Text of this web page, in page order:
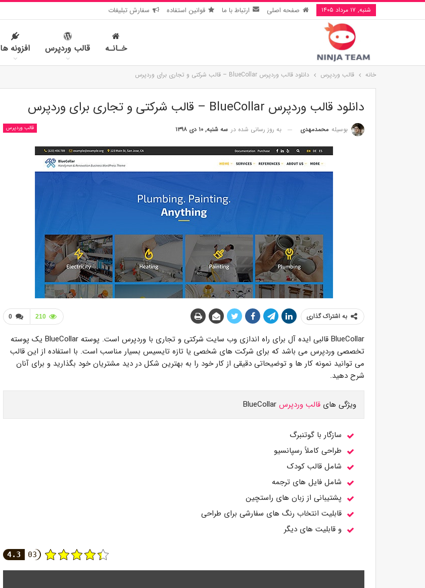
شنبه, ۱۷ مرداد ۱۴۰۵ صفحه اصلی ارتباط با ما قوانین استفاده سفارش تبلیغات
خـانـه قالب وردپرس افزونه ها
خانه قالب وردپرس دانلود قالب وردپرس BlueCollar – قالب شرکتی و تجاری برای وردپرس
دانلود قالب وردپرس BlueCollar – قالب شرکتی و تجاری برای وردپرس
قالب وردپرس بوسیله محمدمهدی به روز رسانی شده در سه شنبه, ۱۰ دی ۱۳۹۸
0 210 به اشتراک گذاری
BlueCollar قالبی ایده آل برای راه اندازی وب سایت شرکتی و تجاری با وردپرس است. پوسته BlueCollar یک پوسته
تخصصی وردپرس می باشد که برای شرکت های شخصی یا تازه تایسیس بسیار مناسب است. با استفاده از این قالب
می توانید نمونه کار ها و توضیحاتی دقیقی از کار خود را به بهترین شکل در دید مشتریان خود بگذارید و برای آنان
شرح دهید.
ویژگی های قالب وردپرس
سازگار با گوتنبرگ
طراحی کاملاً رسپانسیو
شامل قالب کودک
شامل فایل های ترجمه
پشتیبانی از زبان های راستچین
قابلیت انتخاب رنگ های سفارشی برای طراحی
و قابلیت های دیگر
4.3 03